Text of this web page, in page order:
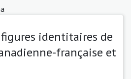
identitaires de
française et